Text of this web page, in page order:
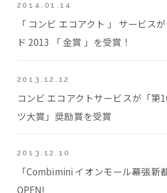
2014.01.14
「 コンビ エコアクト 」 サービス
ド 2013 「 金賞 」を受賞！
2013.12.12
コンビ エコアクトサービスが「第
ツ大賞」奨励賞を受賞
2013.12.10
「Combimini イオンモール幕張新
OPEN!